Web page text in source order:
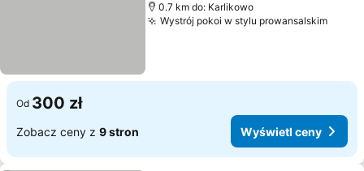
0.7 km do: Karlikowo
Wystrój pokoi w stylu prowansalskim
Od 300 zł
Zobacz ceny z 9 stron Wyświetl ceny